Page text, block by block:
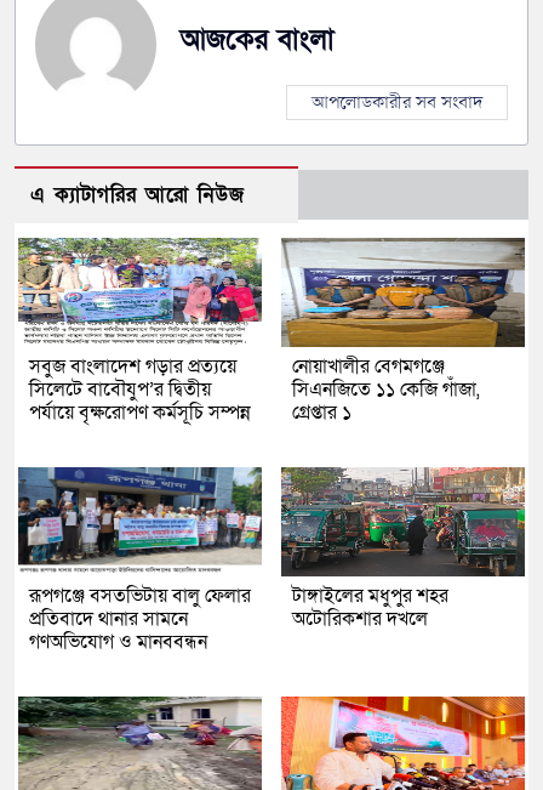
আজকের বাংলা
আপলোডকারীর সব সংবাদ
এ ক্যাটাগরির আরো নিউজ
সবুজ বাংলাদেশ গড়ার প্রত্যয়ে
সিলেটে বাবৌযুপ’র দ্বিতীয়
পর্যায়ে বৃক্ষরোপণ কর্মসূচি সম্পন্ন
নোয়াখালীর বেগমগঞ্জে
সিএনজিতে ১১ কেজি গাঁজা,
গ্রেপ্তার ১
রূপগঞ্জে বসতভিটায় বালু ফেলার
প্রতিবাদে থানার সামনে
গণঅভিযোগ ও মানববন্ধন
টাঙ্গাইলের মধুপুর শহর
অটোরিকশার দখলে